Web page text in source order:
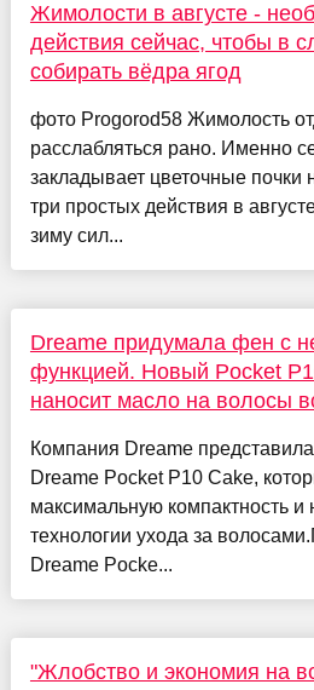
Жимолости в августе -
действия сейчас, чтобы в
собирать вёдра ягод
фото Progorod58 Жимолость
расслабляться рано. Именно
закладывает цветочные почки
три простых действия в
зиму сил...
Dreame придумала фен с
функцией. Новый Pocket
наносит масло на волосы
Компания Dreame
Dreame Pocket P10 Cake,
максимальную компактность
технологии ухода за
Dreame Pocke...
"Жлобство и экономия на